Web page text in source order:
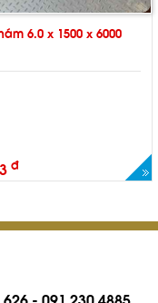
6.0 x 1500 x 6000
đ